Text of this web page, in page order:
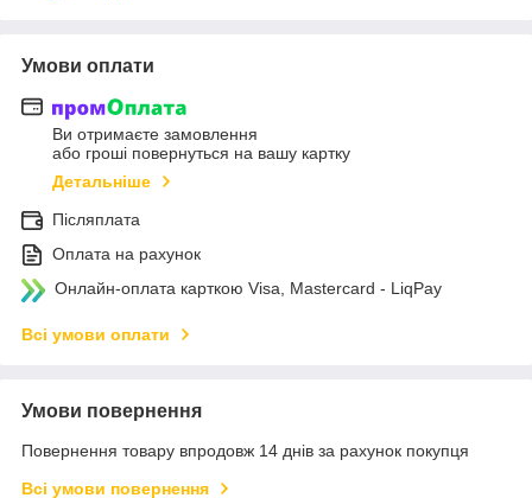
Умови оплати
Ви отримаєте замовлення
або гроші повернуться на вашу картку
Детальніше
Післяплата
Оплата на рахунок
Онлайн-оплата карткою Visa, Mastercard - LiqPay
Всі умови оплати
Умови повернення
Повернення товару впродовж 14 днів за рахунок покупця
Всі умови повернення